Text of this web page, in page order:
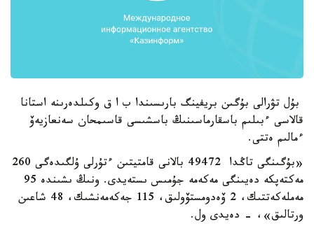
بۇل تۋرالى بۇگىن بريفينگ بارىسىندا ب ا ق وكىلدەرىنە استانا
قالاسى ءبىلىم باسقارماسىنىڭ باسشىسى قاسىمحان سەنعازيەۆ
ءمالىم ەتتى.
«بۇگىنگى تاڭدا 49472 بالانى قامتيتىن ءتۇرلى ۇلگىدەگى 260
مەكتەپكە دەيىنگى مەكەمە جۇمىس ىستەيدى. ونىڭ ىشىندە 95
مەملەكەتتىك، 2 ۆەدومستۆولىق، 115 جەكەمەنشىك، 48 شاعىن
ورتالىق»، - دەيدى ول.